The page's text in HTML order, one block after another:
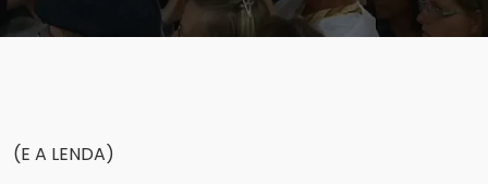
(E A LENDA)